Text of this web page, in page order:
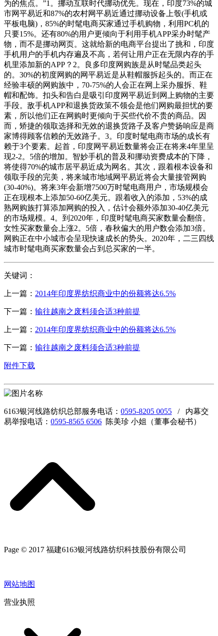
为的焦点。”1。挪动互联时代挪动优先。现在，印度73%的城
市网平易近和87%的农村网平易近通过挪动设备上彀(手机或
平板电脑)，85%的时髦电商买家通过手机购物，利用PC机的
只要15%。还有80%的用户更倾向于利用手机APP采办时髦产
物，而不是挪动网页。这就给新的电商平台提出了挑和，印度
手机用户的手机内存遍及不高，若何让用户正在无限内存的手
机里添加新的APP？2。良多印度网购族是从时髦品类起头
的。30%的初度网购的网平易近是从鞋帽服拆起头的。而正在
经验丰硕的网购族中，70-75%的人会正在网上采办服拆、鞋
帽和配饰。扣头和告白是吸引印度网平易近到网上购物的主要
手段。敌手机APP和退换货政策不领会是他们网购最担忧的要
素，所以他们正在网购时更倾向于买些代价不贵的商品。因
而，矫捷的领取选择和无效的退换货路子及客户赞扬响应是商
家博得顾客信赖的无效路子。3。印度时髦电商市场的成长有
赖于3个要素。起首，印度网平易近数量将会正在将来4年里呈
现2-2。5倍的增加。智妙手机的普及和挪动资费成本的下降，
将使得70%的城市居平易近成为网名。其次，跟着根本设备和
领取手段的完美，将来城市地域网平易近将会大量接管网购
(30-40%)。将来3年会新增7500万时髦电商用户，市场规模会
正在现根本上添加50-60亿美元。跟着收入的添加，53%的成
熟网购族打算添加网购的投入，估计会额外添加30-40亿美元
的市场规模。4。到2020年，印度时髦电商买家数量会翻倍。
女性买家数量会上涨2。5倍，春秋偏大的用户数会添加3倍。
网购正在中小城市会呈现快速成长的势头。2020年，二三四线
城市时髦电商买家数量会占到总买家的一半。
关键词：
上一篇： 2014年印度界纺织商业中的份额将达6.5%
下一篇： 输往越南之废料须合适3种前提
上一篇： 2014年印度界纺织商业中的份额将达6.5%
下一篇： 输往越南之废料须合适3种前提
附件下载
6163银河线路纺织总部服务电话： 0595-8205 0055 / 内幕交
易举报电话： 0595-8565 6506 陈美珍 小姐（董事会秘书）
Page © 2017 福建6163银河线路纺织科技股份有限公司
网站地图
营业执照